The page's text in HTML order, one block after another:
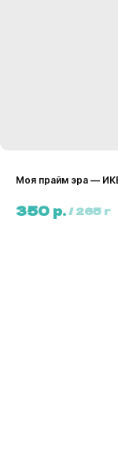
Моя прайм эра —
350 р./ 265 г